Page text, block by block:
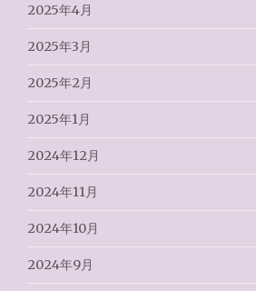
2025年4月
2025年3月
2025年2月
2025年1月
2024年12月
2024年11月
2024年10月
2024年9月